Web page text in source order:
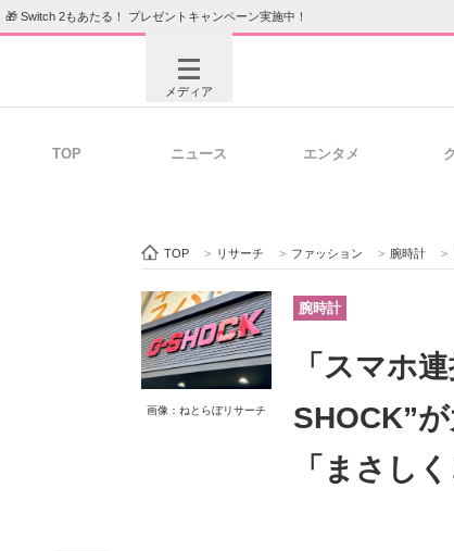
🎁 Switch 2もあたる！ プレゼントキャンペーン実施中！
メディア
ビジネスと働き方のヒント
企業
TOP ニュース エンタメ
TOP > リサーチ > ファッション > 腕時計 >
画像：ねとらぼリサーチ
腕時計
「スマホ
SHOCK”
「まさし